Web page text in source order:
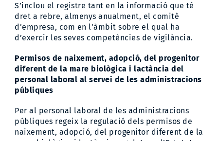
S’inclou el registre tant en la informació que té
dret a rebre, almenys anualment, el comitè
d’empresa, com en l’àmbit sobre el qual ha
d’exercir les seves competències de vigilància.
Permisos de naixement, adopció, del progenitor
diferent de la mare biològica i lactància del
personal laboral al servei de les administracions
públiques
Per al personal laboral de les administracions
públiques regeix la regulació dels permisos de
naixement, adopció, del progenitor diferent de la